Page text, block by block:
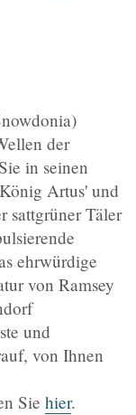
der
in seinen
Artus' und
sattgrüner Täler
ehrwürdige
von Ramsey
und
von Ihnen
Sie hier.